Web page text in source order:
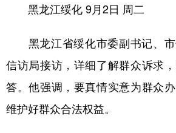
黑龙江绥化 9月2日 周二
黑龙江省绥化市委副书记、市
信访局接访，详细了解群众诉求
答。他强调，要真情实意为群众
维护好群众合法权益。